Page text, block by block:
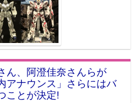
ん、阿澄佳奈さんらが
アナウンス」さらにはバ
ことが決定!